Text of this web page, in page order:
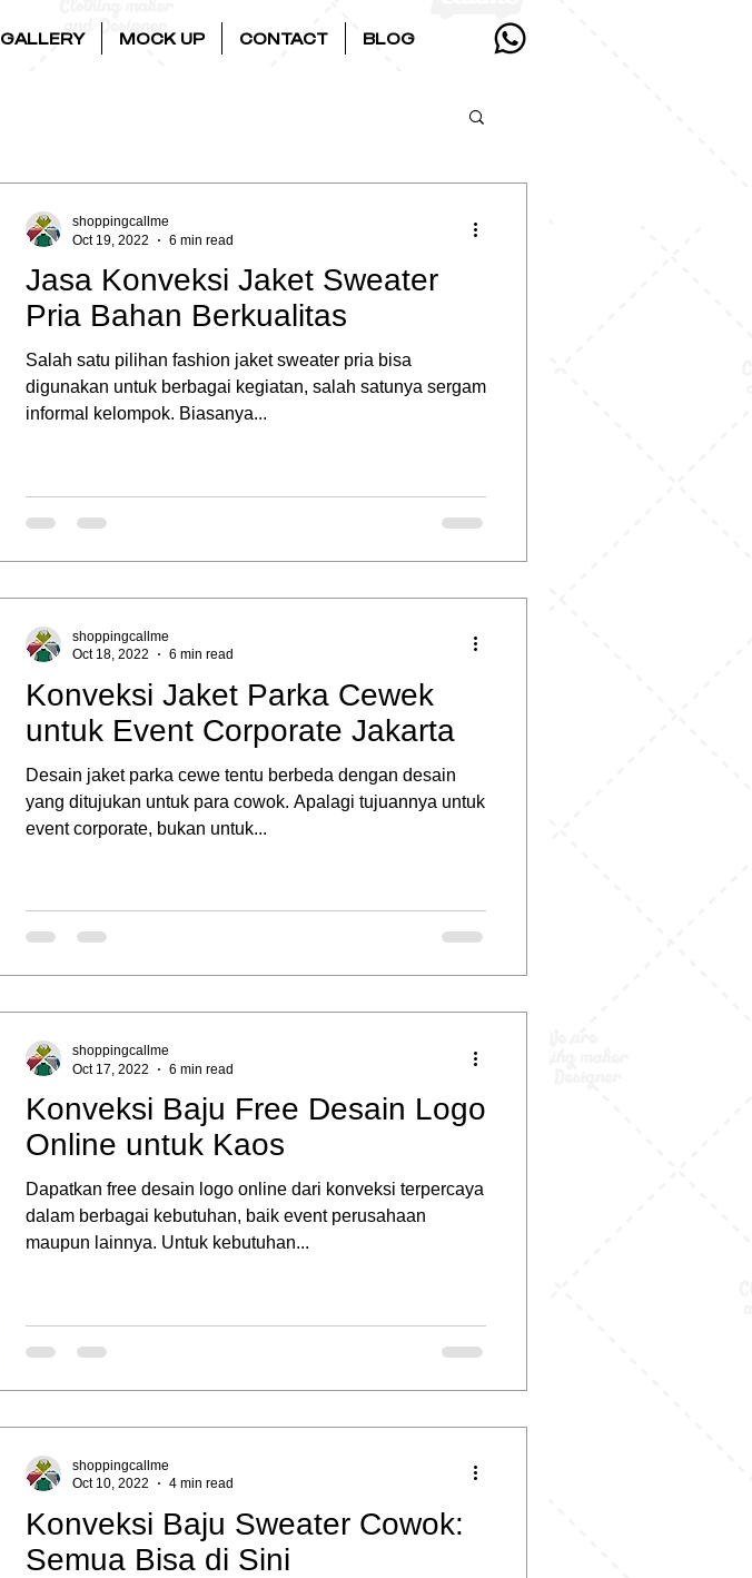
GALLERY MOCK UP CONTACT BLOG
Jasa Konveksi Jaket Sweater
Pria Bahan Berkualitas
Salah satu pilihan fashion jaket sweater pria bisa
digunakan untuk berbagai kegiatan, salah satunya sergam
informal kelompok. Biasanya...
shoppingcallme
Oct 19, 2022
6 min read
Konveksi Jaket Parka Cewek
untuk Event Corporate Jakarta
Desain jaket parka cewe tentu berbeda dengan desain
yang ditujukan untuk para cowok. Apalagi tujuannya untuk
event corporate, bukan untuk...
shoppingcallme
Oct 18, 2022
6 min read
Konveksi Baju Free Desain Logo
Online untuk Kaos
Dapatkan free desain logo online dari konveksi terpercaya
dalam berbagai kebutuhan, baik event perusahaan
maupun lainnya. Untuk kebutuhan...
shoppingcallme
Oct 17, 2022
6 min read
Konveksi Baju Sweater Cowok:
Semua Bisa di Sini
shoppingcallme
Oct 10, 2022
4 min read